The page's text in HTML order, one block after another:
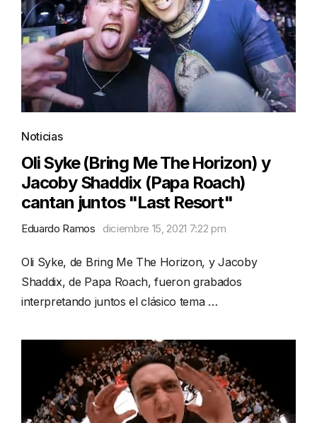
Noticias
Oli Syke (Bring Me The Horizon) y
Jacoby Shaddix (Papa Roach)
cantan juntos "Last Resort"
Eduardo Ramos diciembre 15, 2021 7:22 pm
Oli Syke, de Bring Me The Horizon, y Jacoby
Shaddix, de Papa Roach, fueron grabados
interpretando juntos el clásico tema …